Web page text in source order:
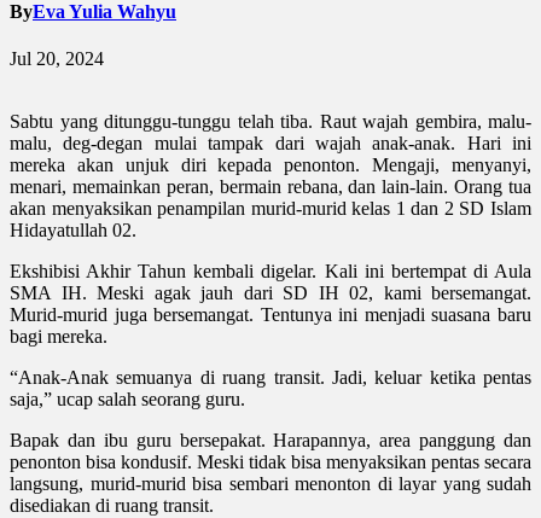
ByEva Yulia Wahyu
Jul 20, 2024
Sabtu yang ditunggu-tunggu telah tiba. Raut wajah gembira, malu-
malu, deg-degan mulai tampak dari wajah anak-anak. Hari ini
mereka akan unjuk diri kepada penonton. Mengaji, menyanyi,
menari, memainkan peran, bermain rebana, dan lain-lain. Orang tua
akan menyaksikan penampilan murid-murid kelas 1 dan 2 SD Islam
Hidayatullah 02.
Ekshibisi Akhir Tahun kembali digelar. Kali ini bertempat di Aula
SMA IH. Meski agak jauh dari SD IH 02, kami bersemangat.
Murid-murid juga bersemangat. Tentunya ini menjadi suasana baru
bagi mereka.
“Anak-Anak semuanya di ruang transit. Jadi, keluar ketika pentas
saja,” ucap salah seorang guru.
Bapak dan ibu guru bersepakat. Harapannya, area panggung dan
penonton bisa kondusif. Meski tidak bisa menyaksikan pentas secara
langsung, murid-murid bisa sembari menonton di layar yang sudah
disediakan di ruang transit.